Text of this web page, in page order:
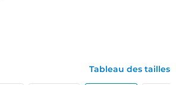
Tableau des tailles